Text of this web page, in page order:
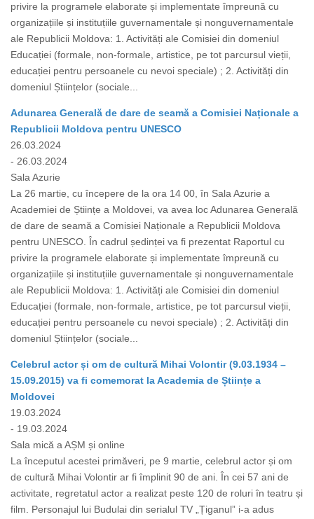
privire la programele elaborate și implementate împreună cu
organizațiile și instituțiile guvernamentale și nonguvernamentale
ale Republicii Moldova: 1. Activități ale Comisiei din domeniul
Educației (formale, non-formale, artistice, pe tot parcursul vieții,
educației pentru persoanele cu nevoi speciale) ; 2. Activități din
domeniul Științelor (sociale...
Adunarea Generală de dare de seamă a Comisiei Naționale a
Republicii Moldova pentru UNESCO
26.03.2024
- 26.03.2024
Sala Azurie
La 26 martie, cu începere de la ora 14 00, în Sala Azurie a
Academiei de Științe a Moldovei, va avea loc Adunarea Generală
de dare de seamă a Comisiei Naționale a Republicii Moldova
pentru UNESCO. În cadrul ședinței va fi prezentat Raportul cu
privire la programele elaborate și implementate împreună cu
organizațiile și instituțiile guvernamentale și nonguvernamentale
ale Republicii Moldova: 1. Activități ale Comisiei din domeniul
Educației (formale, non-formale, artistice, pe tot parcursul vieții,
educației pentru persoanele cu nevoi speciale) ; 2. Activități din
domeniul Științelor (sociale...
Celebrul actor și om de cultură Mihai Volontir (9.03.1934 –
15.09.2015) va fi comemorat la Academia de Științe a
Moldovei
19.03.2024
- 19.03.2024
Sala mică a AȘM și online
La începutul acestei primăveri, pe 9 martie, celebrul actor și om
de cultură Mihai Volontir ar fi împlinit 90 de ani. În cei 57 ani de
activitate, regretatul actor a realizat peste 120 de roluri în teatru și
film. Personajul lui Budulai din serialul TV „Țiganul” i-a adus